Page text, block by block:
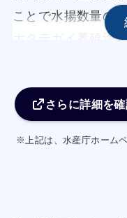
ことで水揚数量の
ホタテガイ養殖漁
サケ・マス漁業者
高鮮度出荷を行う
さらに詳細を
※上記は、水産庁ホーム